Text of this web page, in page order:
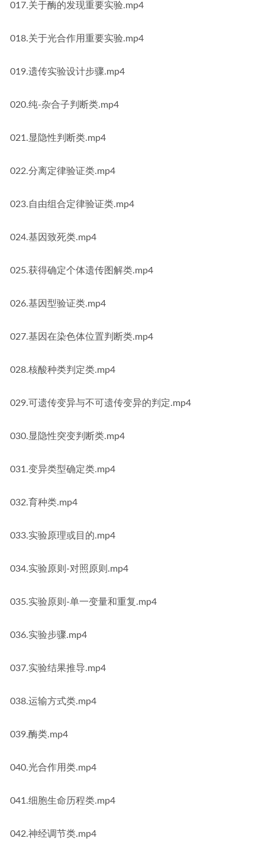
017.关于酶的发现重要实验.mp4
018.关于光合作用重要实验.mp4
019.遗传实验设计步骤.mp4
020.纯-杂合子判断类.mp4
021.显隐性判断类.mp4
022.分离定律验证类.mp4
023.自由组合定律验证类.mp4
024.基因致死类.mp4
025.获得确定个体遗传图解类.mp4
026.基因型验证类.mp4
027.基因在染色体位置判断类.mp4
028.核酸种类判定类.mp4
029.可遗传变异与不可遗传变异的判定.mp4
030.显隐性突变判断类.mp4
031.变异类型确定类.mp4
032.育种类.mp4
033.实验原理或目的.mp4
034.实验原则-对照原则.mp4
035.实验原则-单一变量和重复.mp4
036.实验步骤.mp4
037.实验结果推导.mp4
038.运输方式类.mp4
039.酶类.mp4
040.光合作用类.mp4
041.细胞生命历程类.mp4
042.神经调节类.mp4